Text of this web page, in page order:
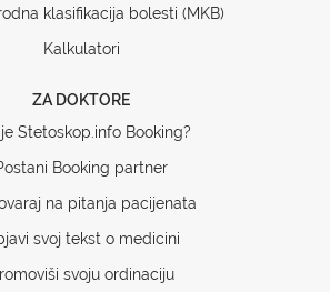
klasifikacija bolesti (MKB)
Kalkulatori
ZA DOKTORE
Stetoskop.info Booking?
Booking partner
na pitanja pacijenata
svoj tekst o medicini
svoju ordinaciju